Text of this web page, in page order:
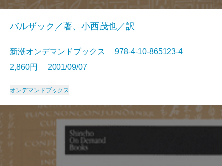
バルザック／著、小西茂也／訳
新潮オンデマンドブックス 978-4-10-865123-4
2,860円 2001/09/07
オンデマンドブックス